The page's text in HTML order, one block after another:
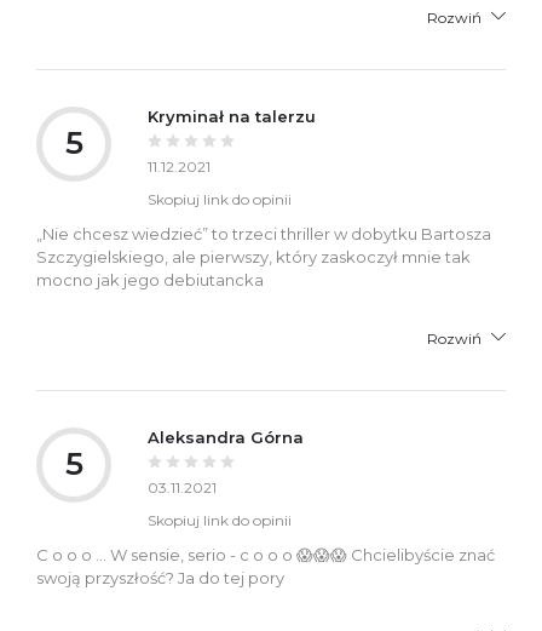
Rozwiń
5
Kryminał na talerzu
11.12.2021
Skopiuj link do opinii
„Nie chcesz wiedzieć” to trzeci thriller w dobytku Bartosza
Szczygielskiego, ale pierwszy, który zaskoczył mnie tak
mocno jak jego debiutancka
Rozwiń
5
Aleksandra Górna
03.11.2021
Skopiuj link do opinii
C o o o … W sensie, serio - c o o o 😱😱😱 Chcielibyście znać
swoją przyszłość? Ja do tej pory